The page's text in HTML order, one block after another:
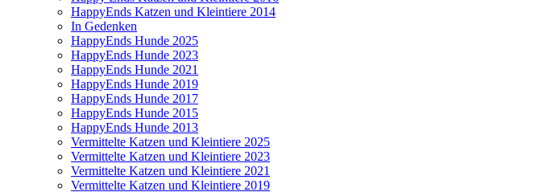
HappyEnds Katzen und Kleintiere 2014
In Gedenken
HappyEnds Hunde 2025
HappyEnds Hunde 2023
HappyEnds Hunde 2021
HappyEnds Hunde 2019
HappyEnds Hunde 2017
HappyEnds Hunde 2015
HappyEnds Hunde 2013
Vermittelte Katzen und Kleintiere 2025
Vermittelte Katzen und Kleintiere 2023
Vermittelte Katzen und Kleintiere 2021
Vermittelte Katzen und Kleintiere 2019